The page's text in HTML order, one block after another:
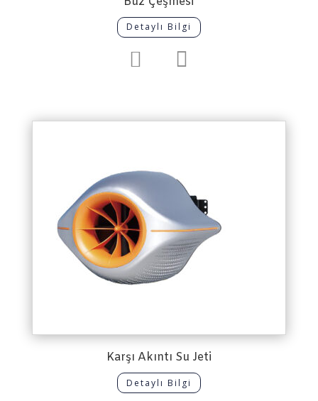
Detaylı Bilgi
 
Karşı Akıntı Su Jeti
Detaylı Bilgi